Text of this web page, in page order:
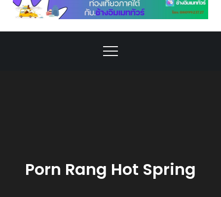
Porn Rang Hot Spring